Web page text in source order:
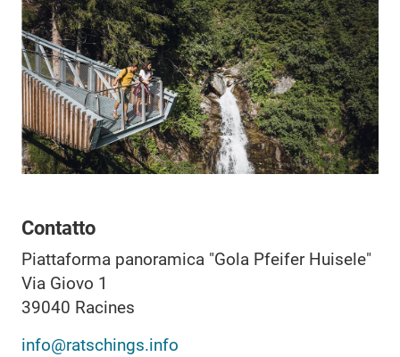
Contatto
Piattaforma panoramica "Gola Pfeifer Huisele"
Via Giovo 1
39040 Racines
info@ratschings.info